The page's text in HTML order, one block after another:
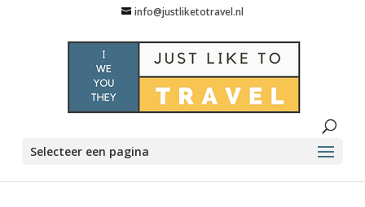
info@justliketotravel.nl
Selecteer een pagina